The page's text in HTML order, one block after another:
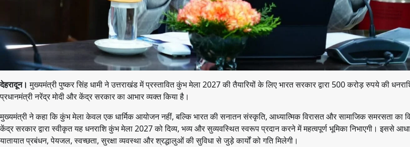
देहरादून। मुख्यमंत्री पुष्कर सिंह धामी ने उत्तराखंड में प्रस्तावित कुंभ मेला 2027 की तैयारियों के लिए भारत सरकार द्वारा 500 करोड़ रुपये की
प्रधानमंत्री नरेंद्र मोदी और केंद्र सरकार का आभार व्यक्त किया है।
मुख्यमंत्री ने कहा कि कुंभ मेला केवल एक धार्मिक आयोजन नहीं, बल्कि भारत की सनातन संस्कृति, आध्यात्मिक विरासत और सामाजिक समरसता का
केंद्र सरकार द्वारा स्वीकृत यह धनराशि कुंभ मेला 2027 को दिव्य, भव्य और सुव्यवस्थित स्वरूप प्रदान करने में महत्वपूर्ण भूमिका निभाएगी। इससे
यातायात प्रबंधन, पेयजल, स्वच्छता, सुरक्षा व्यवस्था और श्रद्धालुओं की सुविधा से जुड़े कार्यों को गति मिलेगी।